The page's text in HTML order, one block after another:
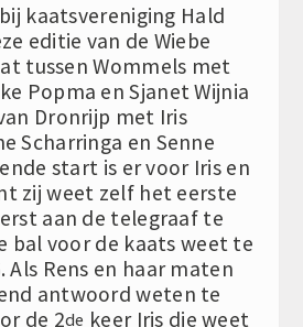
kaatsvereniging Hald
editie van de Wiebe
tussen Wommels met
Popma en Sjanet Wijnia
Dronrijp met Iris
Scharringa en Senne
start is er voor Iris en
zij weet zelf het eerste
aan de telegraaf te
bal voor de kaats weet te
Als Rens en haar maten
antwoord weten te
de 2de keer Iris die weet